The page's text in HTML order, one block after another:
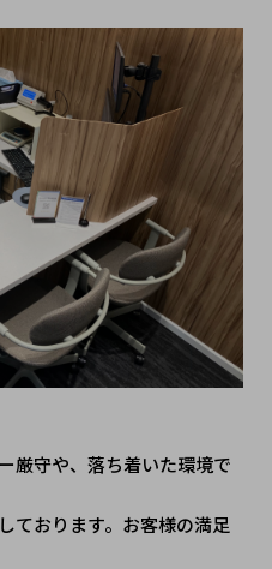
厳守や、落ち着いた環境で
ております。お客様の満足